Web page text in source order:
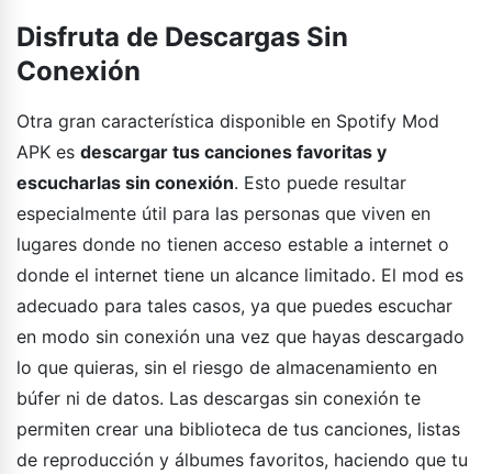
Disfruta de Descargas Sin
Conexión
Otra gran característica disponible en Spotify Mod
APK es descargar tus canciones favoritas y
escucharlas sin conexión. Esto puede resultar
especialmente útil para las personas que viven en
lugares donde no tienen acceso estable a internet o
donde el internet tiene un alcance limitado. El mod es
adecuado para tales casos, ya que puedes escuchar
en modo sin conexión una vez que hayas descargado
lo que quieras, sin el riesgo de almacenamiento en
búfer ni de datos. Las descargas sin conexión te
permiten crear una biblioteca de tus canciones, listas
de reproducción y álbumes favoritos, haciendo que tu